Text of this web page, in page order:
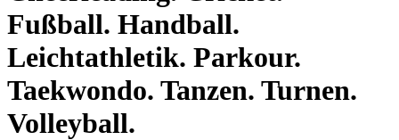
Fußball. Handball.
Leichtathletik. Parkour.
Taekwondo. Tanzen. Turnen.
Volleyball.